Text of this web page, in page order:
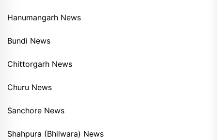
Hanumangarh News
Bundi News
Chittorgarh News
Churu News
Sanchore News
Shahpura (Bhilwara) News